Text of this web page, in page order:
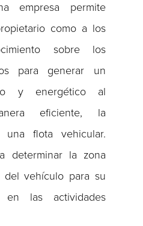
empresa permite
como a los
sobre los
para generar un
y energético al
eficiente, la
una flota vehicular.
determinar la zona
del vehículo para su
en las actividades